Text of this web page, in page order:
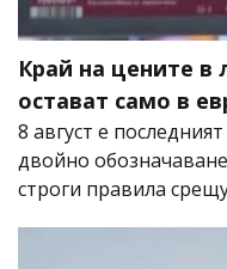
Край на цените в
остават само в
8 август е
двойно
строги правила